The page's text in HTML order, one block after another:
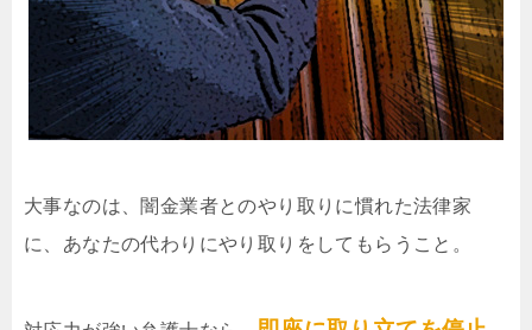
大事なのは、闇金業者とのやり取りに慣れた法律家
に、あなたの代わりにやり取りをしてもらうこと。